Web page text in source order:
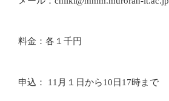
料金：各１千円
申込： 11月１日から10日17時まで